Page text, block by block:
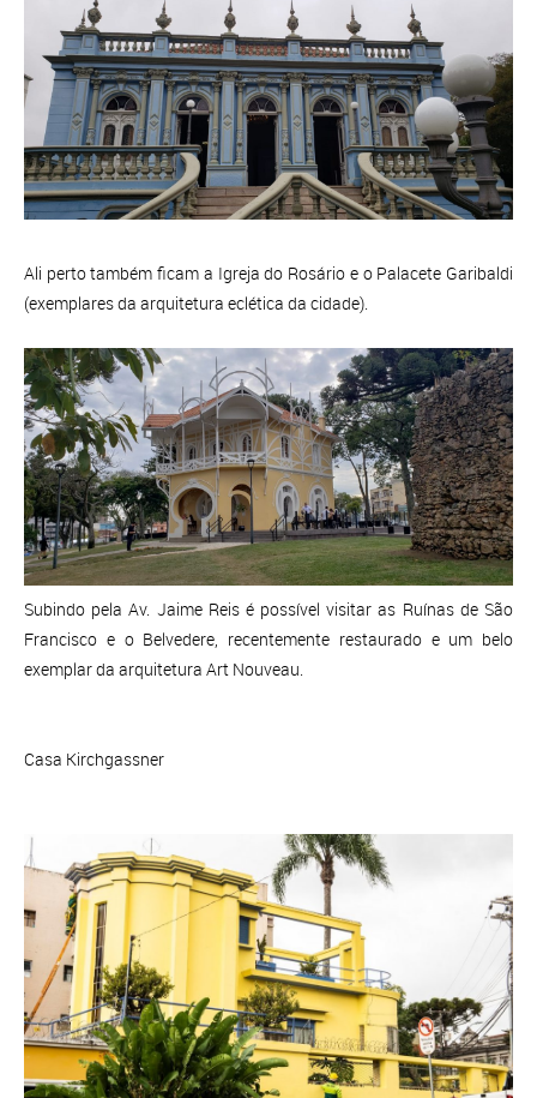
Ali perto também ficam a Igreja do Rosário e o Palacete Garibaldi
(exemplares da arquitetura eclética da cidade).
Subindo pela Av. Jaime Reis é possível visitar as Ruínas de São
Francisco e o Belvedere, recentemente restaurado e um belo
exemplar da arquitetura Art Nouveau.
Casa Kirchgassner